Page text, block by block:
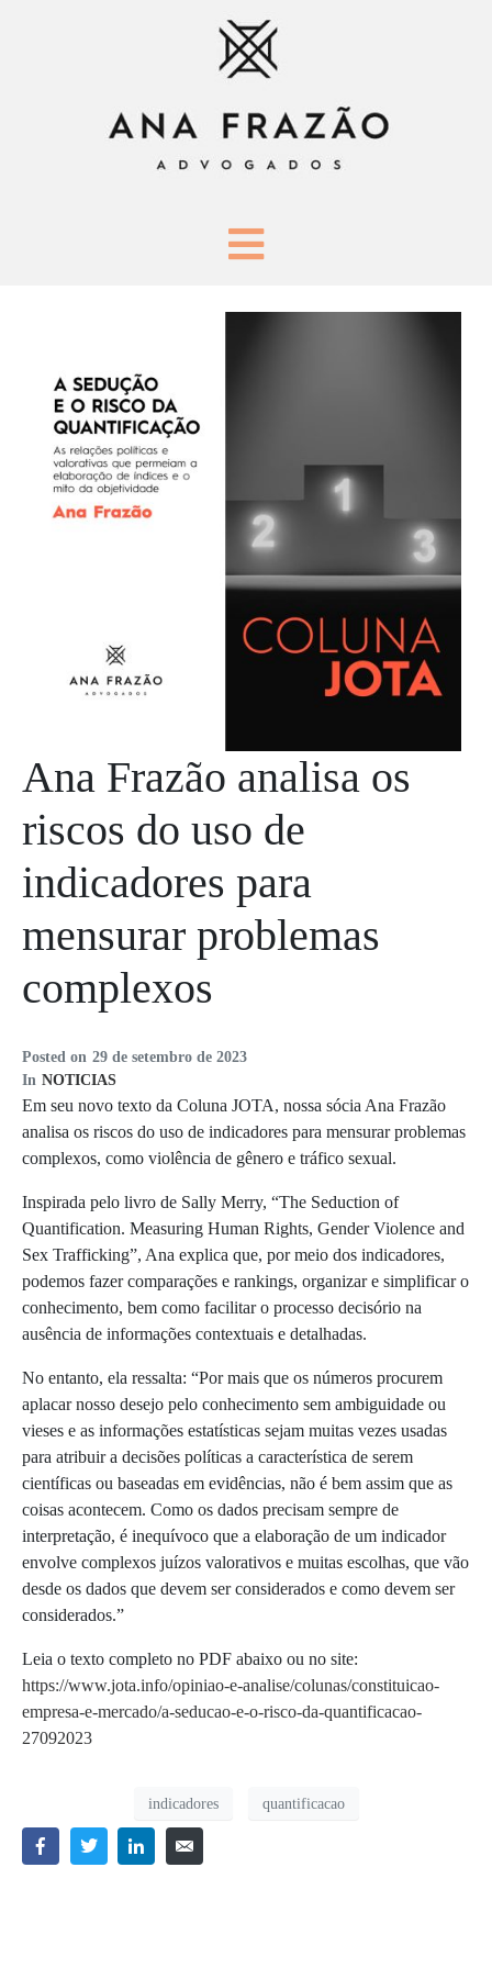
Posted on 29 de setembro de 2023
In NOTICIAS
Ana Frazão analisa os
riscos do uso de
indicadores para
mensurar problemas
complexos
Em seu novo texto da Coluna JOTA, nossa sócia Ana Frazão
analisa os riscos do uso de indicadores para mensurar problemas
complexos, como violência de gênero e tráfico sexual.
Inspirada pelo livro de Sally Merry, “The Seduction of
Quantification. Measuring Human Rights, Gender Violence and
Sex Trafficking”, Ana explica que, por meio dos indicadores,
podemos fazer comparações e rankings, organizar e simplificar o
conhecimento, bem como facilitar o processo decisório na
ausência de informações contextuais e detalhadas.
No entanto, ela ressalta: “Por mais que os números procurem
aplacar nosso desejo pelo conhecimento sem ambiguidade ou
vieses e as informações estatísticas sejam muitas vezes usadas
para atribuir a decisões políticas a característica de serem
científicas ou baseadas em evidências, não é bem assim que as
coisas acontecem. Como os dados precisam sempre de
interpretação, é inequívoco que a elaboração de um indicador
envolve complexos juízos valorativos e muitas escolhas, que vão
desde os dados que devem ser considerados e como devem ser
considerados.”
Leia o texto completo no PDF abaixo ou no site:
https://www.jota.info/opiniao-e-analise/colunas/constituicao-
empresa-e-mercado/a-seducao-e-o-risco-da-quantificacao-
27092023
indicadores quantificacao